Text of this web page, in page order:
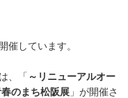
しています。
、「 ～リニューアルオー
のまち松阪展 」が開催さ